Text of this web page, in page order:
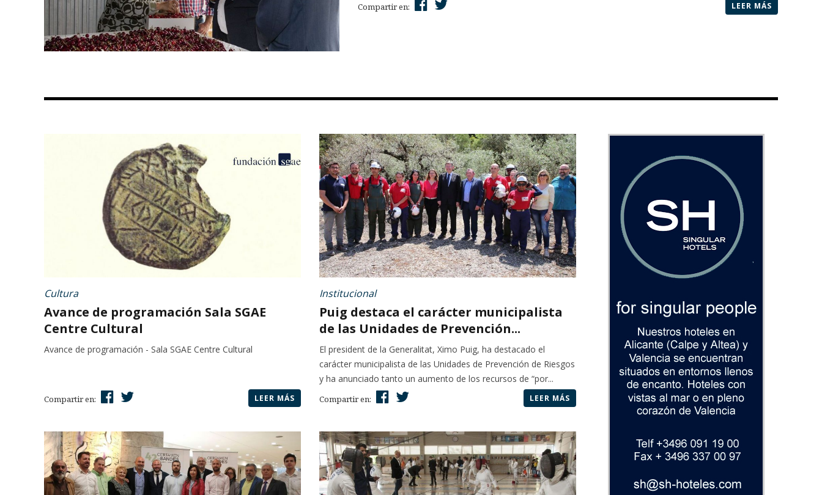
Compartir en: LEER MÁS
Cultura
Avance de programación Sala SGAE
Centre Cultural
Avance de programación - Sala SGAE Centre Cultural
Compartir en: LEER MÁS
Institucional
Puig destaca el carácter municipalista
de las Unidades de Prevención...
El president de la Generalitat, Ximo Puig, ha destacado el
carácter municipalista de las Unidades de Prevención de Riesgos
y ha anunciado tanto un aumento de los recursos de “por...
Compartir en: LEER MÁS